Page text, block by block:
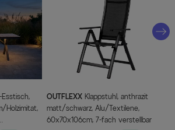
Holzimitat,
OUTFLEXX
matt/schwarz, Alu/Textilene,
60x70x106cm, 7-fach verstellbar